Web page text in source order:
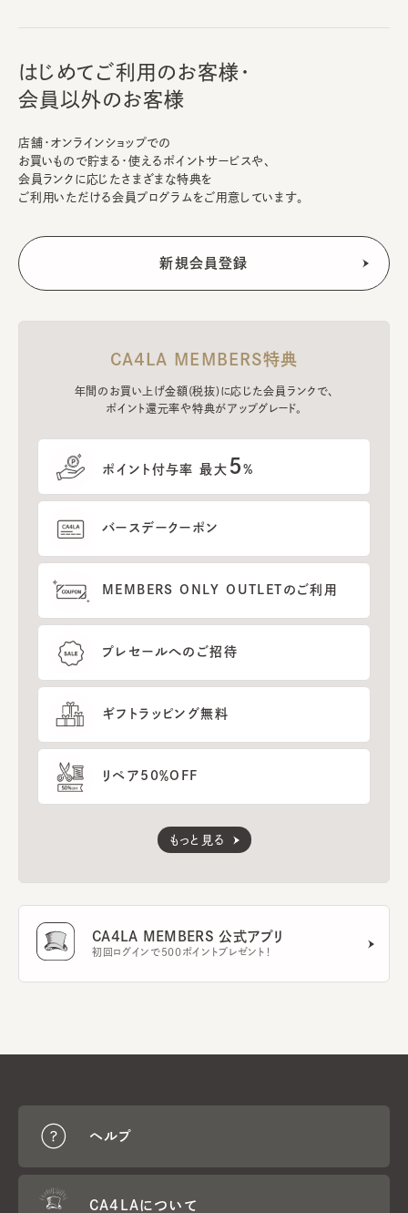
はじめてご利用のお客様・
会員以外のお客様
店舗・オンラインショップでの
お買いもので貯まる・使えるポイントサービスや、
会員ランクに応じたさまざまな特典を
ご利用いただける会員プログラムをご用意しています。
CA4LA MEMBERS特典
年間のお買い上げ金額(税抜)に応じた会員ランクで、
ポイント還元率や特典がアップグレード。
ポイント付与率 最大 5%
バースデークーポン
MEMBERS ONLY OUTLETのご利用
プレセールへのご招待
ギフトラッピング無料
リペア50％OFF
もっと見る
CA4LA MEMBERS 公式アプリ
初回ログインで500ポイントプレゼント！
ヘルプ
CA4LAについて